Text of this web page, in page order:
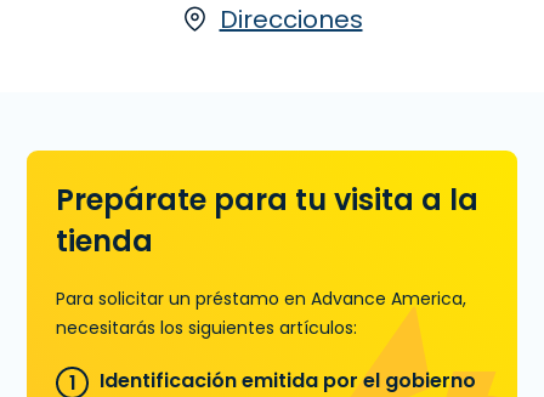
de Día de Pago. Para obtener un
3060para precalificar.
Aprende más sobre Préstamos a
Direcciones
Prepárate para tu visita a la
tienda
Para solicitar un préstamo en Advance America,
necesitarás los siguientes artículos:
Identificación emitida por el gobierno